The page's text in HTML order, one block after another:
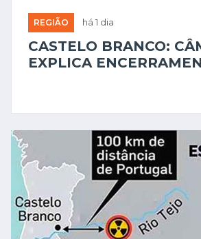
REGIÃO há 1 dia
CASTELO BRANCO:
EXPLICA